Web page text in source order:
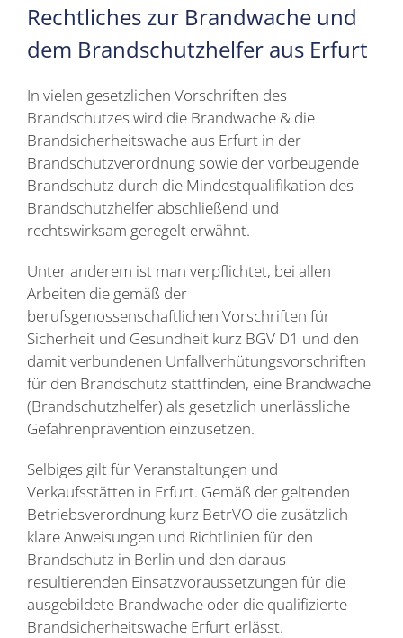
Rechtliches zur Brandwache und
dem Brandschutzhelfer aus Erfurt
In vielen gesetzlichen Vorschriften des
Brandschutzes wird die Brandwache & die
Brandsicherheitswache aus Erfurt in der
Brandschutzverordnung sowie der vorbeugende
Brandschutz durch die Mindestqualifikation des
Brandschutzhelfer abschließend und
rechtswirksam geregelt erwähnt.
Unter anderem ist man verpflichtet, bei allen
Arbeiten die gemäß der
berufsgenossenschaftlichen Vorschriften für
Sicherheit und Gesundheit kurz BGV D1 und den
damit verbundenen Unfallverhütungsvorschriften
für den Brandschutz stattfinden, eine Brandwache
(Brandschutzhelfer) als gesetzlich unerlässliche
Gefahrenprävention einzusetzen.
Selbiges gilt für Veranstaltungen und
Verkaufsstätten in Erfurt. Gemäß der geltenden
Betriebsverordnung kurz BetrVO die zusätzlich
klare Anweisungen und Richtlinien für den
Brandschutz in Berlin und den daraus
resultierenden Einsatzvoraussetzungen für die
ausgebildete Brandwache oder die qualifizierte
Brandsicherheitswache Erfurt erlässt.